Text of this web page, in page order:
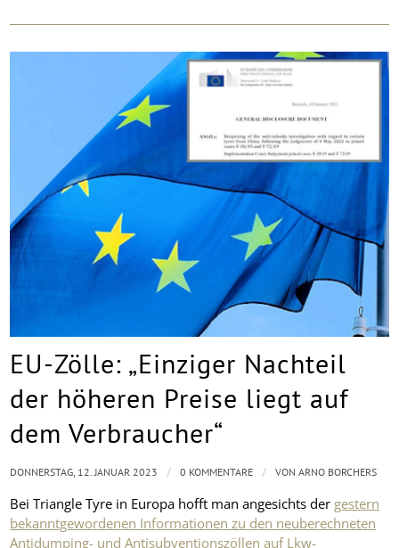
EU-Zölle: „Einziger Nachteil
der höheren Preise liegt auf
dem Verbraucher“
Bei Triangle Tyre in Europa hofft man angesichts der gestern
bekanntgewordenen Informationen zu den neuberechneten
Antidumping- und Antisubventionszöllen auf Lkw-
DONNERSTAG, 12. JANUAR 2023 / 0 KOMMENTARE / VONARNO BORCHERS